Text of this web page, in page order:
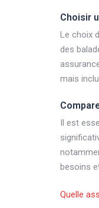
Choisir
Le choix
des
mais
Il est
besoins
Quelle